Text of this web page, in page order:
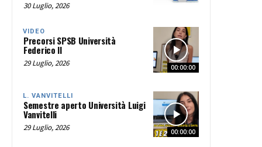
30 Luglio, 2026
00:00:00
VIDEO
Precorsi SPSB Università
Federico II
29 Luglio, 2026
00:00:00
L. VANVITELLI
Semestre aperto Università Luigi
Vanvitelli
29 Luglio, 2026